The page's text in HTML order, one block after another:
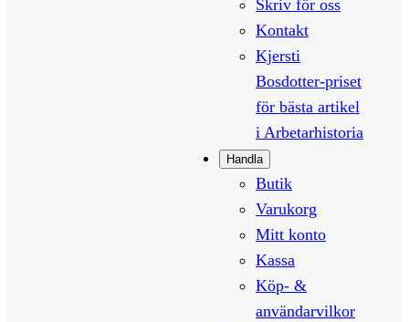
Skriv för oss
Kontakt
Kjersti
Bosdotter-priset
för bästa artikel
i Arbetarhistoria
Handla
Butik
Varukorg
Mitt konto
Kassa
Köp- &
användarvilkor